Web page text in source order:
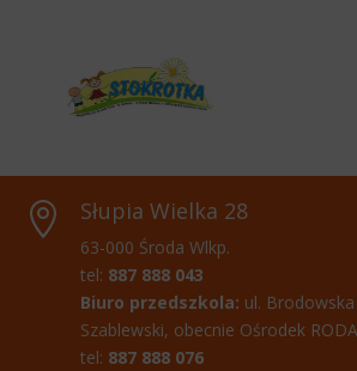
 Słupia Wielka 28
63-000 Środa Wlkp.
tel: 887 888 043
Biuro przedszkola: ul.
Szablewski, obecnie Ośrodek
tel: 887 888 076